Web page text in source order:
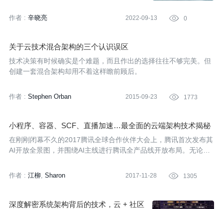
作者 : 辛晓亮 2022-09-13  0
关于云技术混合架构的三个认识误区
技术决策有时候确实是个难题，而且作出的选择往往不够完美。但
创建一套混合架构却用不着这样瞻前顾后。
作者 : Stephen Orban 2015-09-23  1773
小程序、容器、SCF、直播加速…最全面的云端架构技术揭秘
在刚刚闭幕不久的2017腾讯全球合作伙伴大会上，腾讯首次发布其
AI开放全景图，并围绕AI主线进行腾讯全产品线开放布局。无论在
术的开放和落地，其背后都离不开云的支撑，这就好比AI是火箭，
作者 : 江柳 Sharon 2017-11-28  1305
深度解密系统架构背后的技术，云 + 社区